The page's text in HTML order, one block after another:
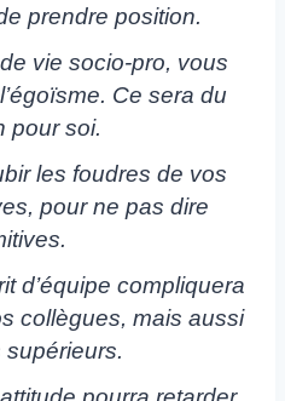
prendre position.
vie socio-pro, vous
Ce sera du
pour soi.
les foudres de vos
pour ne pas dire
d’équipe compliquera
collègues, mais aussi